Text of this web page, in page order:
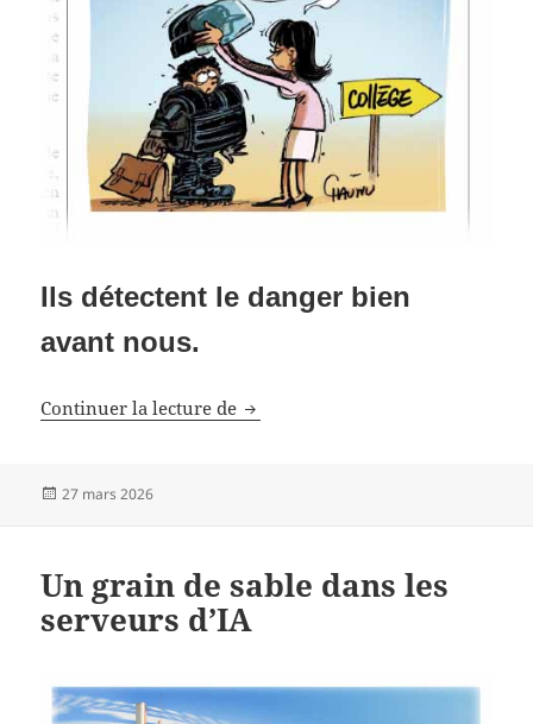
Ils détectent le danger bien
avant nous.
Continuer la lecture de Certains animaux ont un sixième
Publié
27 mars 2026
Un grain de sable dans les
serveurs d’IA